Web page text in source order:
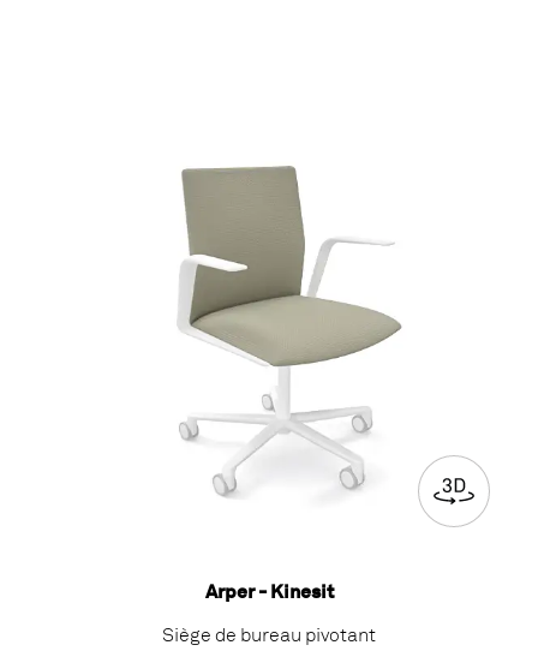
Arper - Kinesit
Siège de bureau pivotant